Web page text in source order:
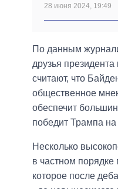
28 июня 2024, 19:49
По данным
друзья
считают, что
общественное
обеспечит
победит Трампа
Несколько
в частном порядке
которое после